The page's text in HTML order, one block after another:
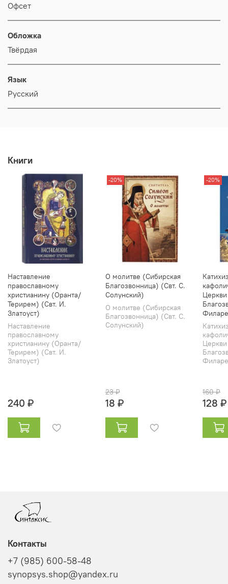
Офсет
Обложка
Твёрдая
Язык
Русский
Книги
Наставление
православному
христианину (Оранта/
Терирем) (Свт. И.
Златоуст)
Наставление
православному
христианину (Оранта/
Терирем) (Свт. И.
Златоуст)
240 ₽
-20%
О молитве (Сибирская
Благозвонница) (Свт. С.
Солунский)
О молитве (Сибирская
Благозвонница) (Свт. С.
Солунский)
23 ₽
18 ₽
-20%
160 ₽
128 ₽
Контакты
+7 (985) 600-58-48
synopsys.shop@yandex.ru